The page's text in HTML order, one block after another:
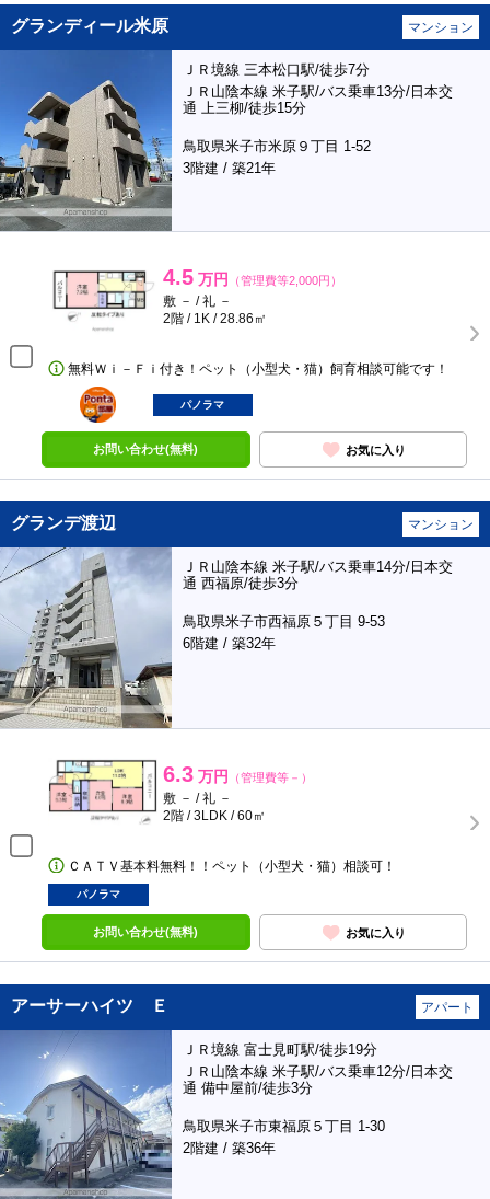
グランディール米原 マンション
ＪＲ境線 三本松口駅/徒歩7分
ＪＲ山陰本線 米子駅/バス乗車13分/日本交
通 上三柳/徒歩15分
鳥取県米子市米原９丁目 1-52
3階建 / 築21年
4.5 万円 （管理費等2,000円）
敷 － / 礼 －
2階 / 1K / 28.86㎡
無料Ｗｉ－Ｆｉ付き！ペット（小型犬・猫）飼育相談可能です！
ポンタ
部屋
パノラマ
お問い合わせ(無料) お気に入り
グランデ渡辺 マンション
ＪＲ山陰本線 米子駅/バス乗車14分/日本交
通 西福原/徒歩3分
鳥取県米子市西福原５丁目 9-53
6階建 / 築32年
6.3 万円 （管理費等－）
敷 － / 礼 －
2階 / 3LDK / 60㎡
ＣＡＴＶ基本料無料！！ペット（小型犬・猫）相談可！
パノラマ
お問い合わせ(無料) お気に入り
アーサーハイツ Ｅ アパート
ＪＲ境線 富士見町駅/徒歩19分
ＪＲ山陰本線 米子駅/バス乗車12分/日本交
通 備中屋前/徒歩3分
鳥取県米子市東福原５丁目 1-30
2階建 / 築36年